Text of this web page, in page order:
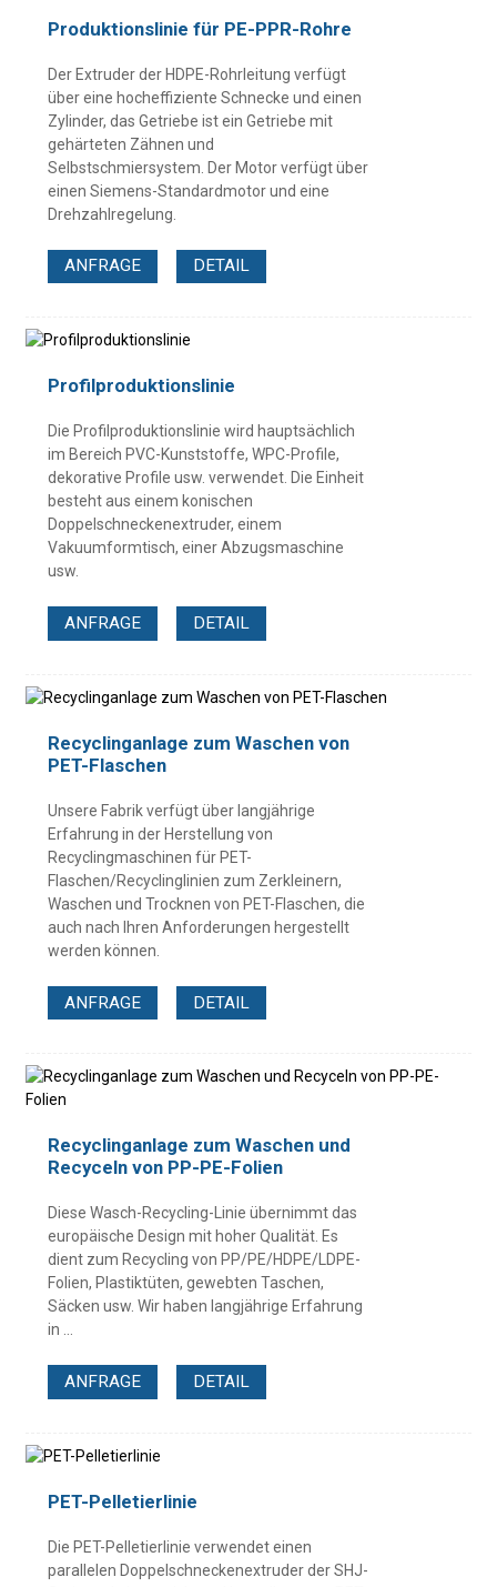
Produktionslinie für PE-PPR-Rohre
Der Extruder der HDPE-Rohrleitung verfügt
über eine hocheffiziente Schnecke und einen
Zylinder, das Getriebe ist ein Getriebe mit
gehärteten Zähnen und
Selbstschmiersystem. Der Motor verfügt über
einen Siemens-Standardmotor und eine
Drehzahlregelung.
ANFRAGE DETAIL
Profilproduktionslinie
Die Profilproduktionslinie wird hauptsächlich
im Bereich PVC-Kunststoffe, WPC-Profile,
dekorative Profile usw. verwendet. Die Einheit
besteht aus einem konischen
Doppelschneckenextruder, einem
Vakuumformtisch, einer Abzugsmaschine
usw.
ANFRAGE DETAIL
Recyclinganlage zum Waschen von
PET-Flaschen
Unsere Fabrik verfügt über langjährige
Erfahrung in der Herstellung von
Recyclingmaschinen für PET-
Flaschen/Recyclinglinien zum Zerkleinern,
Waschen und Trocknen von PET-Flaschen, die
auch nach Ihren Anforderungen hergestellt
werden können.
ANFRAGE DETAIL
Recyclinganlage zum Waschen und
Recyceln von PP-PE-Folien
Diese Wasch-Recycling-Linie übernimmt das
europäische Design mit hoher Qualität. Es
dient zum Recycling von PP/PE/HDPE/LDPE-
Folien, Plastiktüten, gewebten Taschen,
Säcken usw. Wir haben langjährige Erfahrung
in ...
ANFRAGE DETAIL
PET-Pelletierlinie
Die PET-Pelletierlinie verwendet einen
parallelen Doppelschneckenextruder der SHJ-